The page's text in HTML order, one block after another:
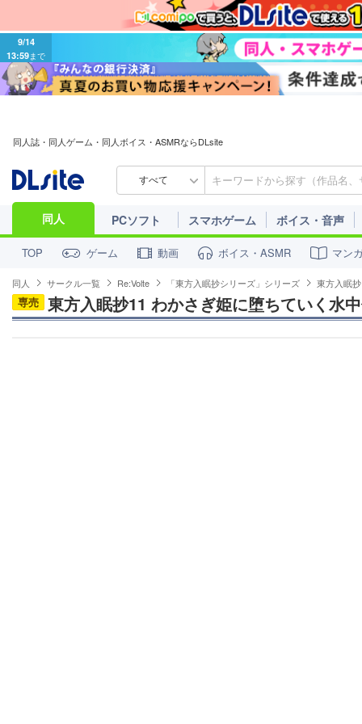
9/14
13:59まで
同人誌・同人ゲーム・同人ボイス・ASMRならDLsite
すべて
同人 PCソフト スマホゲーム ボイス・音声
TOP ゲーム 動画 ボイス・ASMR マン
同人 サークル一覧 Re:Volte 「東方入眠抄シリーズ」シリーズ 東方入眠
専売 東方入眠抄11 わかさぎ姫に堕ちていく水